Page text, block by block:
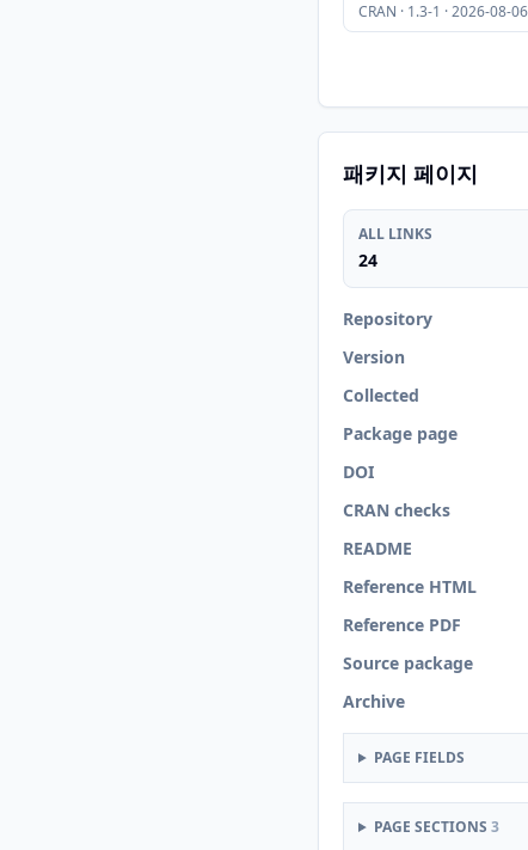
CRAN · 1.3-1 · 2026-08-06
패키지 페이지
ALL LINKS
24
Repository
Version
Collected
Package page
DOI
CRAN checks
README
Reference HTML
Reference PDF
Source package
Archive
PAGE FIELDS
PAGE SECTIONS 3